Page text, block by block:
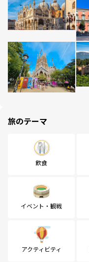
旅のテーマ
飲食
イベント・観戦
アクティビティ